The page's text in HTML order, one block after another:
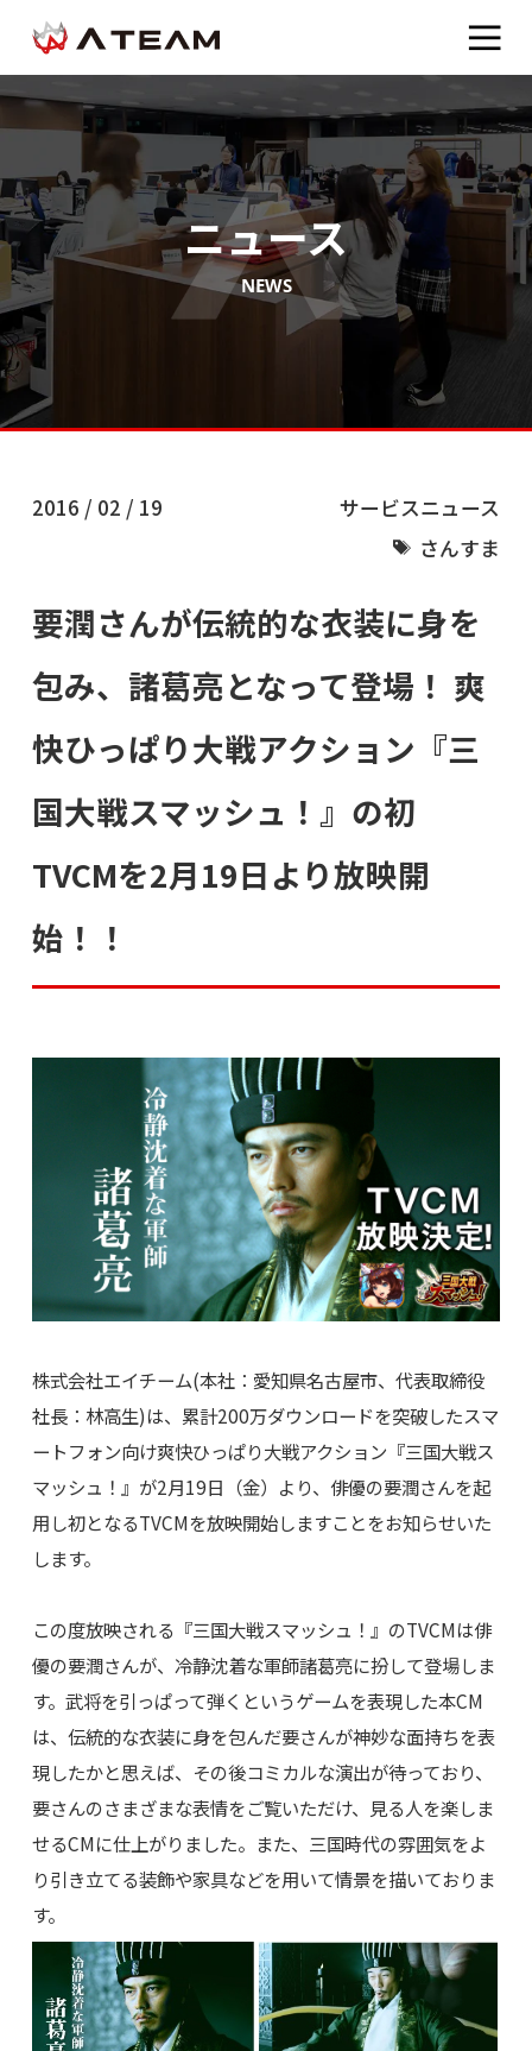
ニュース
NEWS
2016 / 02 / 19
サービスニュース
さんすま
要潤さんが伝統的な衣装に身を
包み、諸葛亮となって登場！ 爽
快ひっぱり大戦アクション『三
国大戦スマッシュ！』の初
TVCMを2月19日より放映開
始！！
株式会社エイチーム(本社：愛知県名古屋市、代表取締役
社長：林高生)は、累計200万ダウンロードを突破したスマ
ートフォン向け爽快ひっぱり大戦アクション『三国大戦ス
マッシュ！』が2月19日（金）より、俳優の要潤さんを起
用し初となるTVCMを放映開始しますことをお知らせいた
します。
この度放映される『三国大戦スマッシュ！』のTVCMは俳
優の要潤さんが、冷静沈着な軍師諸葛亮に扮して登場しま
す。武将を引っぱって弾くというゲームを表現した本CM
は、伝統的な衣装に身を包んだ要さんが神妙な面持ちを表
現したかと思えば、その後コミカルな演出が待っており、
要さんのさまざまな表情をご覧いただけ、見る人を楽しま
せるCMに仕上がりました。また、三国時代の雰囲気をよ
り引き立てる装飾や家具などを用いて情景を描いておりま
す。